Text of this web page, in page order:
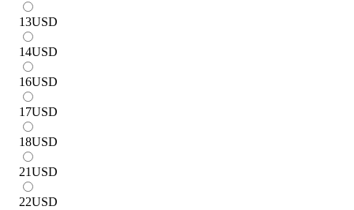
13USD
14USD
16USD
17USD
18USD
21USD
22USD